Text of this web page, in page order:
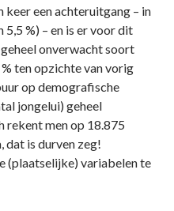
keer een achteruitgang – in
%) – en is er voor dit
onverwacht soort
% ten opzichte van vorig
op demografische
jongelui) geheel
men op 18.875
dat is durven zeg!
(plaatselijke) variabelen te